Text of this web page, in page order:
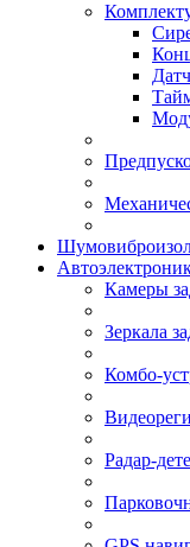
Камеры
Зеркала
Комбо-
Радар-